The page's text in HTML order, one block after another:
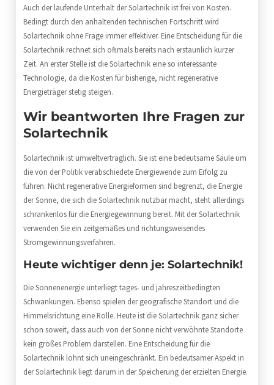
Auch der laufende Unterhalt der Solartechnik ist frei von Kosten.
Bedingt durch den anhaltenden technischen Fortschritt wird
Solartechnik ohne Frage immer effektiver. Eine Entscheidung für die
Solartechnik rechnet sich oftmals bereits nach erstaunlich kurzer
Zeit. An erster Stelle ist die Solartechnik eine so interessante
Technologie, da die Kosten für bisherige, nicht regenerative
Energieträger stetig steigen.
Wir beantworten Ihre Fragen zur
Solartechnik
Solartechnik ist umweltverträglich. Sie ist eine bedeutsame Säule um
die von der Politik verabschiedete Energiewende zum Erfolg zu
führen. Nicht regenerative Energieformen sind begrenzt, die Energie
der Sonne, die sich die Solartechnik nutzbar macht, steht allerdings
schrankenlos für die Energiegewinnung bereit. Mit der Solartechnik
verwenden Sie ein zeitgemäßes und richtungsweisendes
Stromgewinnungsverfahren.
Heute wichtiger denn je: Solartechnik!
Die Sonnenenergie unterliegt tages- und jahreszeitbedingten
Schwankungen. Ebenso spielen der geografische Standort und die
Himmelsrichtung eine Rolle. Heute ist die Solartechnik ganz sicher
schon soweit, dass auch von der Sonne nicht verwöhnte Standorte
kein großes Problem darstellen. Eine Entscheidung für die
Solartechnik lohnt sich uneingeschränkt. Ein bedeutsamer Aspekt in
der Solartechnik liegt darum in der Speicherung der erzielten Energie.